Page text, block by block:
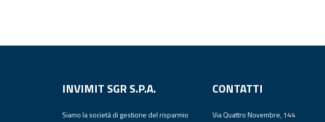
INVIMIT SGR S.P.A.
Siamo la società di gestione del risparmio
CONTATTI
Via Quattro Novembre, 144